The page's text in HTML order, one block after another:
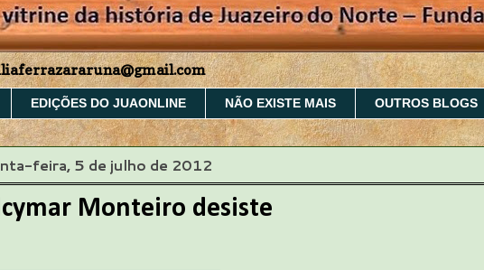
EDIÇÕES DO JUAONLINE NÃO EXISTE MAIS OUTROS BLOGS
feira, 5 de julho de 2012
Monteiro desiste